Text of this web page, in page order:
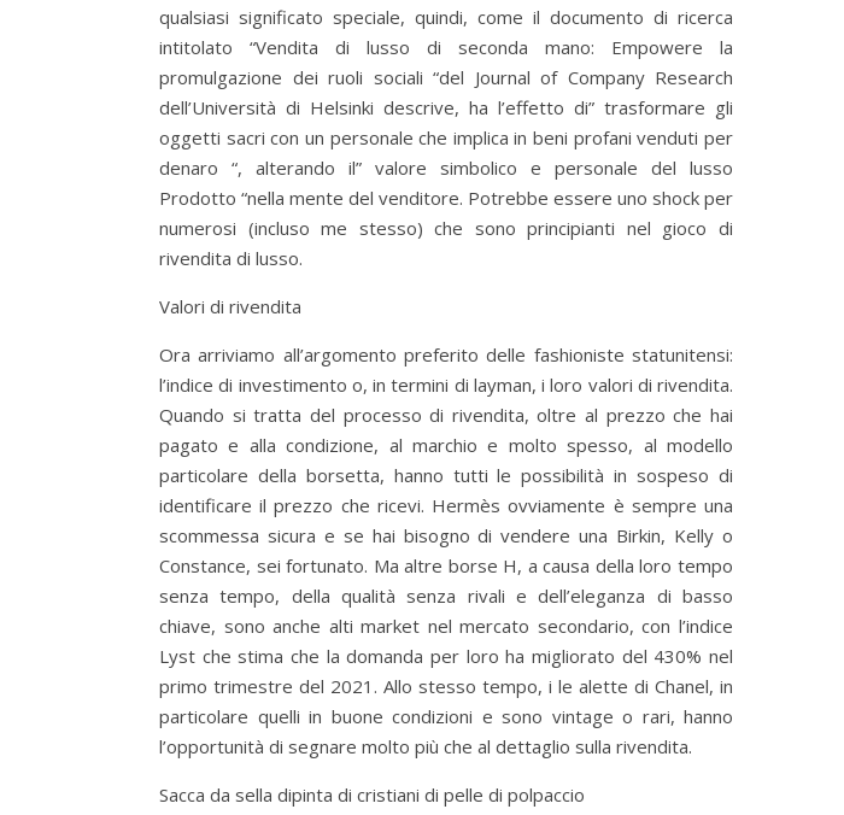
qualsiasi significato speciale, quindi, come il documento di ricerca
intitolato “Vendita di lusso di seconda mano: Empowere la
promulgazione dei ruoli sociali “del Journal of Company Research
dell’Università di Helsinki descrive, ha l’effetto di” trasformare gli
oggetti sacri con un personale che implica in beni profani venduti per
denaro “, alterando il” valore simbolico e personale del lusso
Prodotto “nella mente del venditore. Potrebbe essere uno shock per
numerosi (incluso me stesso) che sono principianti nel gioco di
rivendita di lusso.
Valori di rivendita
Ora arriviamo all’argomento preferito delle fashioniste statunitensi:
l’indice di investimento o, in termini di layman, i loro valori di rivendita.
Quando si tratta del processo di rivendita, oltre al prezzo che hai
pagato e alla condizione, al marchio e molto spesso, al modello
particolare della borsetta, hanno tutti le possibilità in sospeso di
identificare il prezzo che ricevi. Hermès ovviamente è sempre una
scommessa sicura e se hai bisogno di vendere una Birkin, Kelly o
Constance, sei fortunato. Ma altre borse H, a causa della loro tempo
senza tempo, della qualità senza rivali e dell’eleganza di basso
chiave, sono anche alti market nel mercato secondario, con l’indice
Lyst che stima che la domanda per loro ha migliorato del 430% nel
primo trimestre del 2021. Allo stesso tempo, i le alette di Chanel, in
particolare quelli in buone condizioni e sono vintage o rari, hanno
l’opportunità di segnare molto più che al dettaglio sulla rivendita.
Sacca da sella dipinta di cristiani di pelle di polpaccio